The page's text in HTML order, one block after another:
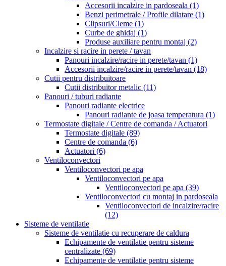
Accesorii incalzire in pardoseala (1)
Benzi perimetrale / Profile dilatare (1)
Clipsuri/Cleme (1)
Curbe de ghidaj (1)
Produse auxiliare pentru montaj (2)
Incalzire si racire in perete / tavan
Panouri incalzire/racire in perete/tavan (1)
Accesorii incalzire/racire in perete/tavan (18)
Cutii pentru distribuitoare
Cutii distribuitor metalic (11)
Panouri / tuburi radiante
Panouri radiante electrice
Panouri radiante de joasa temperatura (1)
Termostate digitale / Centre de comanda / Actuatori
Termostate digitale (89)
Centre de comanda (6)
Actuatori (6)
Ventiloconvectori
Ventiloconvectori pe apa
Ventiloconvectori pe apa
Ventiloconvectori pe apa (39)
Ventiloconvectori cu montaj in pardoseala
Ventiloconvectori de incalzire/racire
(12)
Sisteme de ventilatie
Sisteme de ventilatie cu recuperare de caldura
Echipamente de ventilatie pentru sisteme
centralizate (69)
Echipamente de ventilatie pentru sisteme